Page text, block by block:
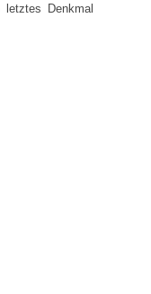
Denkmal